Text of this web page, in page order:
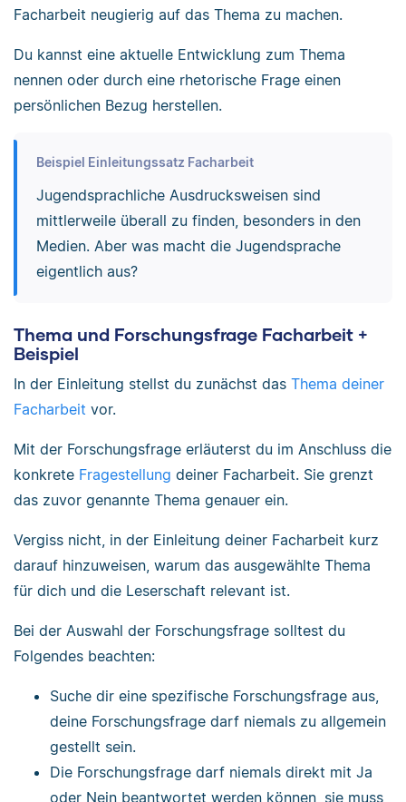
Facharbeit neugierig auf das Thema zu machen.
Du kannst eine aktuelle Entwicklung zum Thema
nennen oder durch eine rhetorische Frage einen
persönlichen Bezug herstellen.
Beispiel Einleitungssatz Facharbeit
Jugendsprachliche Ausdrucksweisen sind
mittlerweile überall zu finden, besonders in den
Medien. Aber was macht die Jugendsprache
eigentlich aus?
Thema und Forschungsfrage Facharbeit +
Beispiel
In der Einleitung stellst du zunächst das Thema deiner
Facharbeit vor.
Mit der Forschungsfrage erläuterst du im Anschluss die
konkrete Fragestellung deiner Facharbeit. Sie grenzt
das zuvor genannte Thema genauer ein.
Vergiss nicht, in der Einleitung deiner Facharbeit kurz
darauf hinzuweisen, warum das ausgewählte Thema
für dich und die Leserschaft relevant ist.
Bei der Auswahl der Forschungsfrage solltest du
Folgendes beachten:
Suche dir eine spezifische Forschungsfrage aus,
deine Forschungsfrage darf niemals zu allgemein
gestellt sein.
Die Forschungsfrage darf niemals direkt mit Ja
oder Nein beantwortet werden können, sie muss